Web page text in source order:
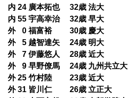
内 24 廣本拓也 32歳 法大
内 55 宇高幸治 32歳 早大
外
00 福富裕 30歳 慶大
外
05 越智達矢 24歳 明大
外
07 伊藤悠人 28歳 近大
外
09 早野僚馬 24歳 九州共立大
外 25 竹村陸 23歳 近大
外 31 皆川仁 26歳 立正大